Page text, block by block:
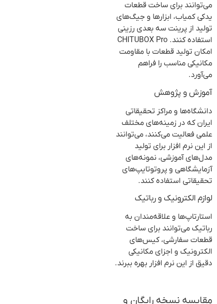
می‌توانند برای ساخت قطعات
یدکی کمیاب، ابزارها و جیگ‌های
تولید از پرینت سه بعدی رزینی
استفاده کنند. CHITUBOX Pro
امکان تولید قطعات با مقاومت
مکانیکی مناسب را فراهم
می‌آورد.
آموزش و پژوهش
دانشگاه‌ها و مراکز تحقیقاتی
ایران که در زمینه‌های مختلف
علمی فعالیت می‌کنند، می‌توانند
از این نرم افزار برای تولید
مدل‌های آموزشی، نمونه‌های
آزمایشگاهی و پروتوتایپ‌های
تحقیقاتی استفاده کنند.
لوازم الکترونیک و رباتیک
استارتاپ‌ها و علاقه‌مندان به
رباتیک می‌توانند برای ساخت
قطعات سفارشی، کیس‌های
الکترونیک و اجزای مکانیکی
دقیق از این نرم افزار بهره ببرند.
مقایسه نسخه رایگان و